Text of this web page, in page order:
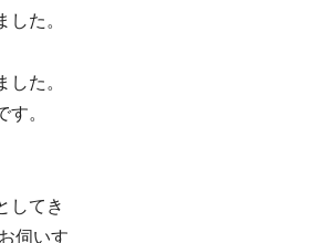
た。
た。
。
してき
伺いす